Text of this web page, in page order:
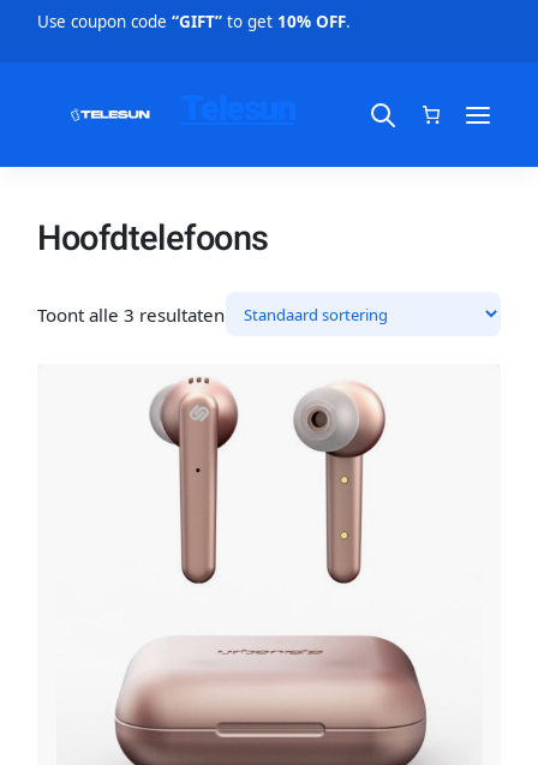
Use coupon code “GIFT”to get 10% OFF.
Hoofdtelefoons
Toont alle 3 resultaten